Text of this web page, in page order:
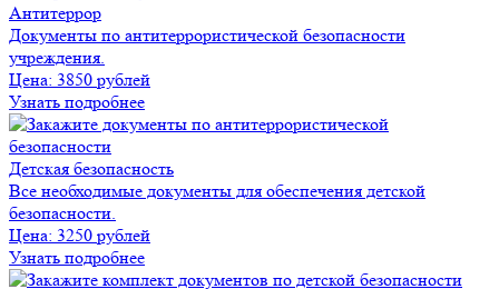
Антитеррор
Документы по антитеррористической безопасности
учреждения.
Цена: 3850 рублей
Узнать подробнее
Детская безопасность
Все необходимые документы для обеспечения детской
безопасности.
Цена: 3250 рублей
Узнать подробнее